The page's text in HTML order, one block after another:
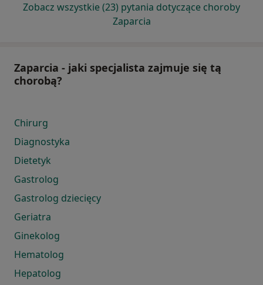
Zobacz wszystkie (23) pytania dotyczące choroby
Zaparcia
Zaparcia - jaki specjalista zajmuje się tą
chorobą?
Chirurg
Diagnostyka
Dietetyk
Gastrolog
Gastrolog dziecięcy
Geriatra
Ginekolog
Hematolog
Hepatolog